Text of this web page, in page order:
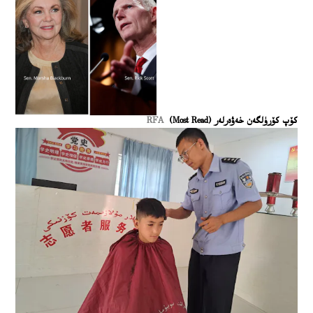
كۆپ كۆرۈلگەن خەۋەرلەر (Most Read) RFA